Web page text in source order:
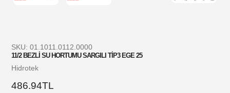
SKU: 01.1011.0112.0000
11/2 BEZLİ SU HORTUMU SARGILI TİP3 EGE 25
Satıcı
Hidrotek
Normal
486.94TL